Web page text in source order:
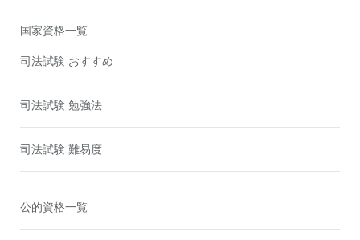
国家資格一覧
司法試験 おすすめ
司法試験 勉強法
司法試験 難易度
公的資格一覧